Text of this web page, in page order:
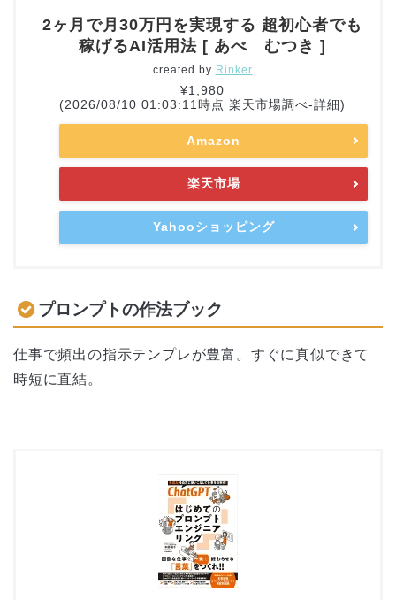
2ヶ月で月30万円を実現する 超初心者でも
稼げるAI活用法 [ あべ むつき ]
created by Rinker
¥1,980
(2026/08/10 01:03:11時点 楽天市場調べ-詳細)
Amazon
楽天市場
Yahooショッピング
プロンプトの作法ブック
仕事で頻出の指示テンプレが豊富。すぐに真似できて
時短に直結。